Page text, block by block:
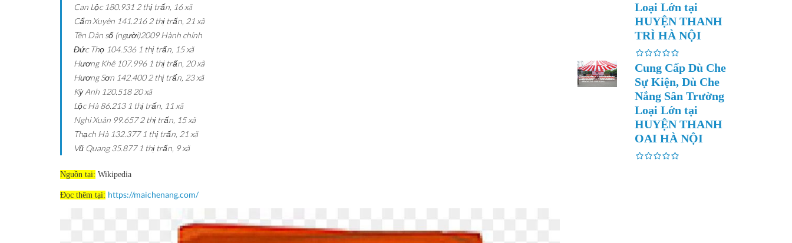
Can Lộc 180.931 2 thị trấn, 16 xã
Cẩm Xuyên 141.216 2 thị trấn, 21 xã
Tên Dân số (người)2009 Hành chính
Đức Thọ 104.536 1 thị trấn, 15 xã
Hương Khê 107.996 1 thị trấn, 20 xã
Hương Sơn 142.400 2 thị trấn, 23 xã
Kỳ Anh 120.518 20 xã
Lộc Hà 86.213 1 thị trấn, 11 xã
Nghi Xuân 99.657 2 thị trấn, 15 xã
Thạch Hà 132.377 1 thị trấn, 21 xã
Vũ Quang 35.877 1 thị trấn, 9 xã
Nguồn tại: Wikipedia
Đọc thêm tại: https://maichenang.com/
Loại Lớn tại
HUYỆN THANH
TRÌ HÀ NỘI
Cung Cấp Dù Che
Sự Kiện, Dù Che
Nắng Sân Trường
Loại Lớn tại
HUYỆN THANH
OAI HÀ NỘI